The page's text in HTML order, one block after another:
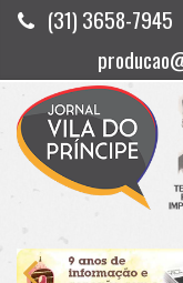
(31) 3658-7945